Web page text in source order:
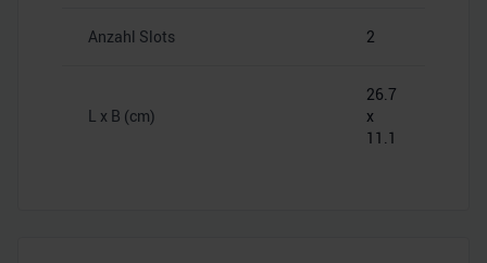
Anzahl Slots 2
L x B (cm)
26.7
x
11.1